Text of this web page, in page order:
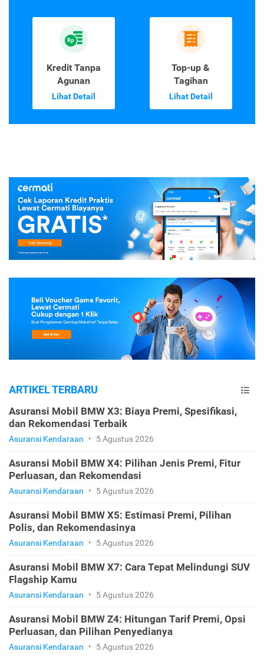
Kredit Tanpa
Agunan
Lihat Detail
Top-up &
Tagihan
Lihat Detail
ARTIKEL TERBARU
Asuransi Mobil BMW X3: Biaya Premi, Spesifikasi,
dan Rekomendasi Terbaik
Asuransi Kendaraan • 5 Agustus 2026
Asuransi Mobil BMW X4: Pilihan Jenis Premi, Fitur
Perluasan, dan Rekomendasi
Asuransi Kendaraan • 5 Agustus 2026
Asuransi Mobil BMW X5: Estimasi Premi, Pilihan
Polis, dan Rekomendasinya
Asuransi Kendaraan • 5 Agustus 2026
Asuransi Mobil BMW X7: Cara Tepat Melindungi SUV
Flagship Kamu
Asuransi Kendaraan • 5 Agustus 2026
Asuransi Mobil BMW Z4: Hitungan Tarif Premi, Opsi
Perluasan, dan Pilihan Penyedianya
Asuransi Kendaraan • 5 Agustus 2026